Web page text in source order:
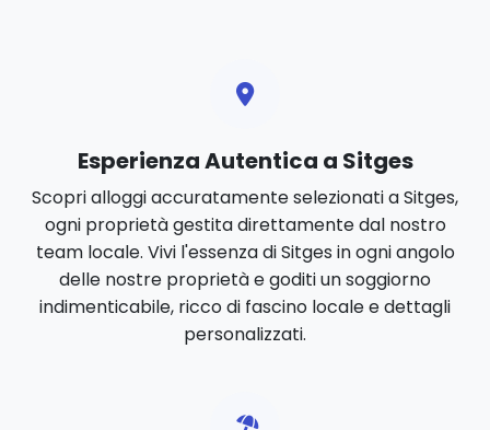
Esperienza Autentica a Sitges
Scopri alloggi accuratamente selezionati a Sitges,
ogni proprietà gestita direttamente dal nostro
team locale. Vivi l'essenza di Sitges in ogni angolo
delle nostre proprietà e goditi un soggiorno
indimenticabile, ricco di fascino locale e dettagli
personalizzati.